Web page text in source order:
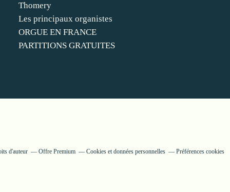
Thomery
Les principaux organistes
ORGUE EN FRANCE
PARTITIONS GRATUITES
d'auteur Offre Premium Cookies et données personnelles Préférences cookies